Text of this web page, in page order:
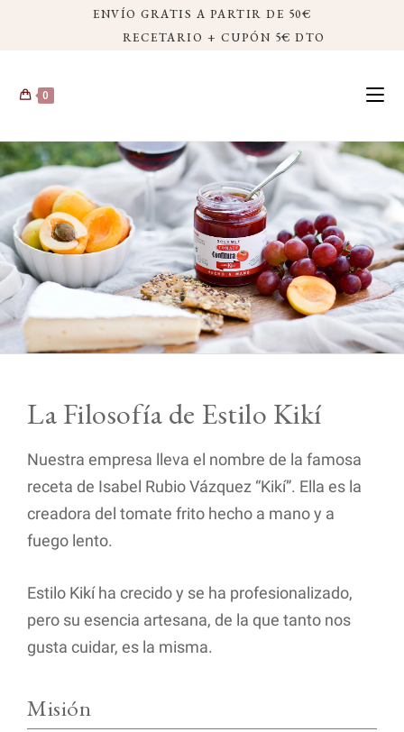
ENVÍO GRATIS A PARTIR DE 50€
RECETARIO + CUPÓN 5€ DTO
0
La Filosofía de Estilo Kikí
Nuestra empresa lleva el nombre de la famosa
receta de Isabel Rubio Vázquez “Kikí”. Ella es la
creadora del tomate frito hecho a mano y a
fuego lento.
Estilo Kikí ha crecido y se ha profesionalizado,
pero su esencia artesana, de la que tanto nos
gusta cuidar, es la misma.
Misión